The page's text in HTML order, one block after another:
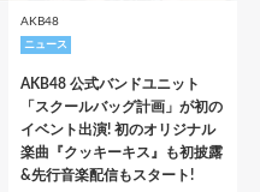
AKB48
ニュース
AKB48 公式バンドユニット
「スクールバッグ計画」が初の
イベント出演! 初のオリジナル
楽曲『クッキーキス』も初披露
&先行音楽配信もスタート!